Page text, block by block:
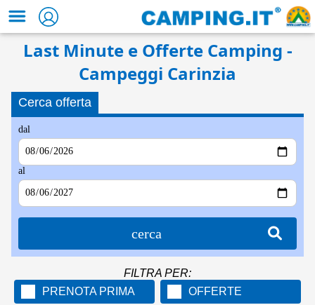
Last Minute e Offerte Camping -
Campeggi Carinzia
Cerca offerta
dal
al
cerca
FILTRA PER:
PRENOTA PRIMA
OFFERTE